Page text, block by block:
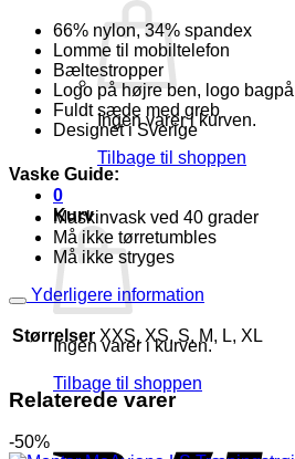
Ingen varer i kurven.
Tilbage til shoppen
0
Kurv
Ingen varer i kurven.
Tilbage til shoppen
66% nylon, 34% spandex
Lomme til mobiltelefon
Bæltestropper
Logo på højre ben, logo bagpå
Fuldt sæde med greb
Designet i Sverige
Vaske Guide:
Maskinvask ved 40 grader
Må ikke tørretumbles
Må ikke stryges
Yderligere information
Størrelser XXS, XS, S, M, L, XL
Relaterede varer
-50%